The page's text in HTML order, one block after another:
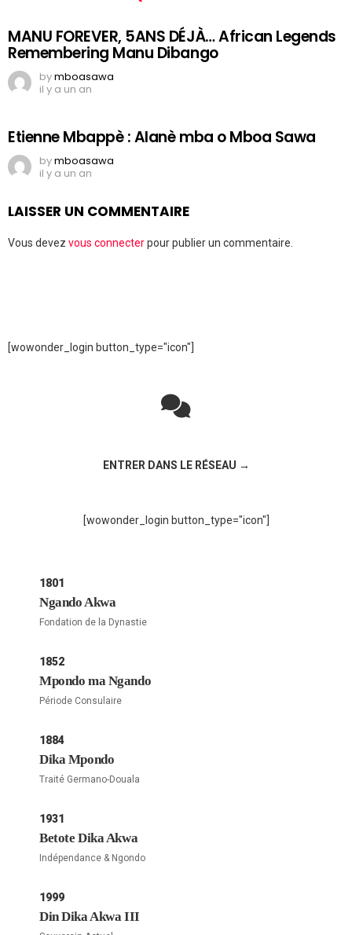
MANU FOREVER, 5ANS DÉJÀ… African Legends
Remembering Manu Dibango
bymboasawa
il y a un an
Etienne Mbappè : Alanè mba o Mboa Sawa
bymboasawa
il y a un an
LAISSER UN COMMENTAIRE
Vous devez vous connecterpour publier un commentaire.
[wowonder_login button_type="icon"]
ENTRER DANS LE RÉSEAU →
[wowonder_login button_type="icon"]
1801
Ngando Akwa
Fondation de la Dynastie
1852
Mpondo ma Ngando
Période Consulaire
1884
Dika Mpondo
Traité Germano-Douala
1931
Betote Dika Akwa
Indépendance & Ngondo
1999
Din Dika Akwa III